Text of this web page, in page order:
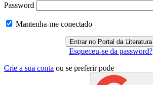
Password
Mantenha-me conectado
Esqueceu-se da password?
Crie a sua conta ou se preferir pode